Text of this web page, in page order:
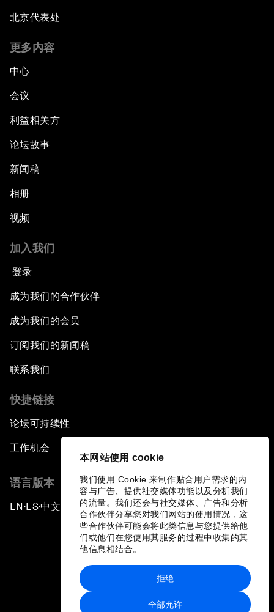
本网站使用 cookie
我们使用 Cookie 来制作贴合用户需求的内
容与广告、提供社交媒体功能以及分析我们
的流量。我们还会与社交媒体、广告和分析
合作伙伴分享您对我们网站的使用情况，这
些合作伙伴可能会将此类信息与您提供给他
们或他们在您使用其服务的过程中收集的其
他信息相结合。
全部允许
拒绝
北京代表处
更多内容
中心
会议
利益相关方
论坛故事
新闻稿
相册
视频
加入我们
登录
成为我们的合作伙伴
成为我们的会员
订阅我们的新闻稿
联系我们
快捷链接
论坛可持续性
工作机会
语言版本
EN ▪ ES▪中文▪ 日本語